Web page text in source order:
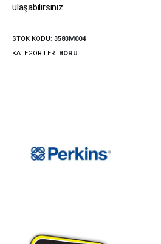
ulaşabilirsiniz.
STOK KODU: 3583M004
KATEGORILER: BORU